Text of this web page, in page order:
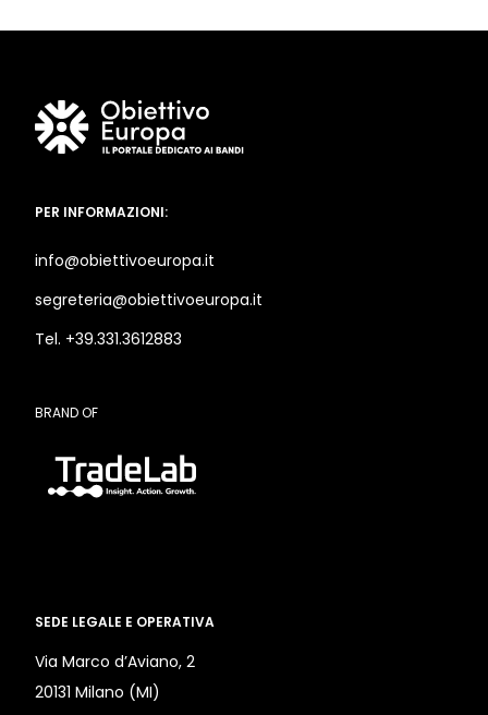
PER INFORMAZIONI:
info@obiettivoeuropa.it
segreteria@obiettivoeuropa.it
Tel. +39.331.3612883
BRAND OF
SEDE LEGALE E OPERATIVA
Via Marco d’Aviano, 2
20131 Milano (MI)